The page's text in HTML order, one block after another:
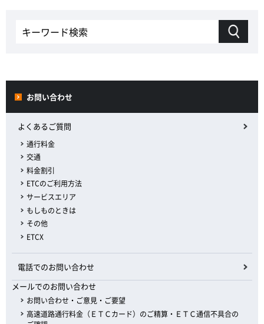
お問い合わせ
よくあるご質問
通行料金
交通
料金割引
ETCのご利用方法
サービスエリア
もしものときは
その他
ETCX
電話でのお問い合わせ
メールでのお問い合わせ
お問い合わせ・ご意見・ご要望
高速道路通行料金（ＥＴＣカード）のご精算・ＥＴＣ通信不具合の